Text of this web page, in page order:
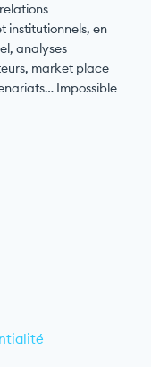
institutionnels, en
analyses
market place
Impossible